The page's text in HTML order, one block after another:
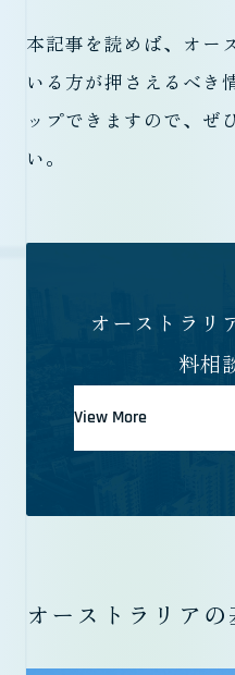
本記事を読めば、オー
いる方が押さえるべき
ップできますので、ぜ
い。
オーストラリ
料相
View More
オーストラリアの